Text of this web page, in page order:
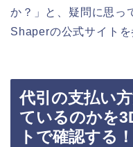
か？」と、疑問に思っ
Shaperの公式サイトを
代引の支払い
ているのかを
トで確認する！